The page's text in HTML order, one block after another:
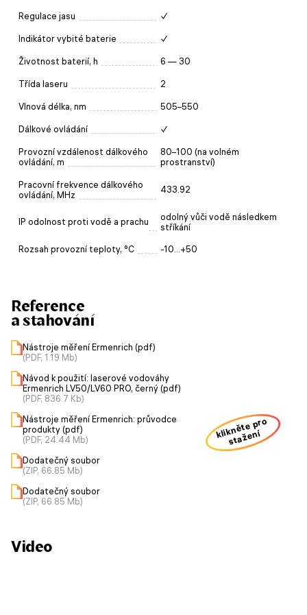
Regulace jasu ✓
Indikátor vybité baterie ✓
Životnost baterií, h 6 — 30
Třída laseru 2
Vlnová délka, nm 505–550
Dálkové ovládání ✓
Provozní vzdálenost dálkového
ovládání, m
80–100 (na volném
prostranství)
Pracovní frekvence dálkového
ovládání, MHz
433.92
IP odolnost proti vodě a prachu
odolný vůči vodě následkem
stříkání
Rozsah provozní teploty, °C -10...+50
Reference
a stahování
Nástroje měření Ermenrich (pdf)
(PDF, 1.19 Mb)
Návod k použití: laserové vodováhy
Ermenrich LV50/LV60 PRO, černý (pdf)
(PDF, 836.7 Kb)
Nástroje měření Ermenrich: průvodce
produkty (pdf)
(PDF, 24.44 Mb)
Dodatečný soubor
(ZIP, 66.85 Mb)
Dodatečný soubor
(ZIP, 66.85 Mb)
klikněte pro
stažení
Video